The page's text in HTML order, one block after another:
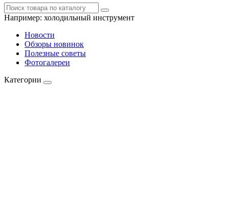
Например: холодильный инструмент
Новости
Обзоры новинок
Полезные советы
Фотогалереи
Категории